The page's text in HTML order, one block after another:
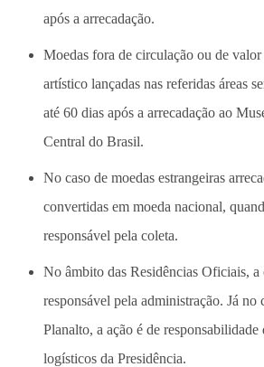
após a arrecadação.
Moedas fora de circulação ou de
artístico lançadas nas referidas áreas
até 60 dias após a arrecadação ao
Central do Brasil.
No caso de moedas estrangeiras
convertidas em moeda nacional,
responsável pela coleta.
No âmbito das Residências Oficiais, a
responsável pela administração. Já no
Planalto, a ação é de responsabilidade
logísticos da Presidência.